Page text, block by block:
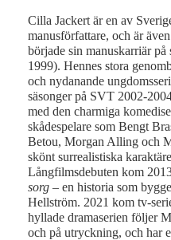
Cilla Jackert är en av
manusförfattare, och är
började sin manuskarriär på
1999). Hennes stora
och nydanande
säsonger på SVT 2002-
med den charmiga
skådespelare som Bengt
Betou, Morgan Alling och
skönt surrealistiska
Långfilmsdebuten kom
sorg – en historia som
Hellström. 2021 kom tv-
hyllade dramaserien följer
och på utryckning, och har